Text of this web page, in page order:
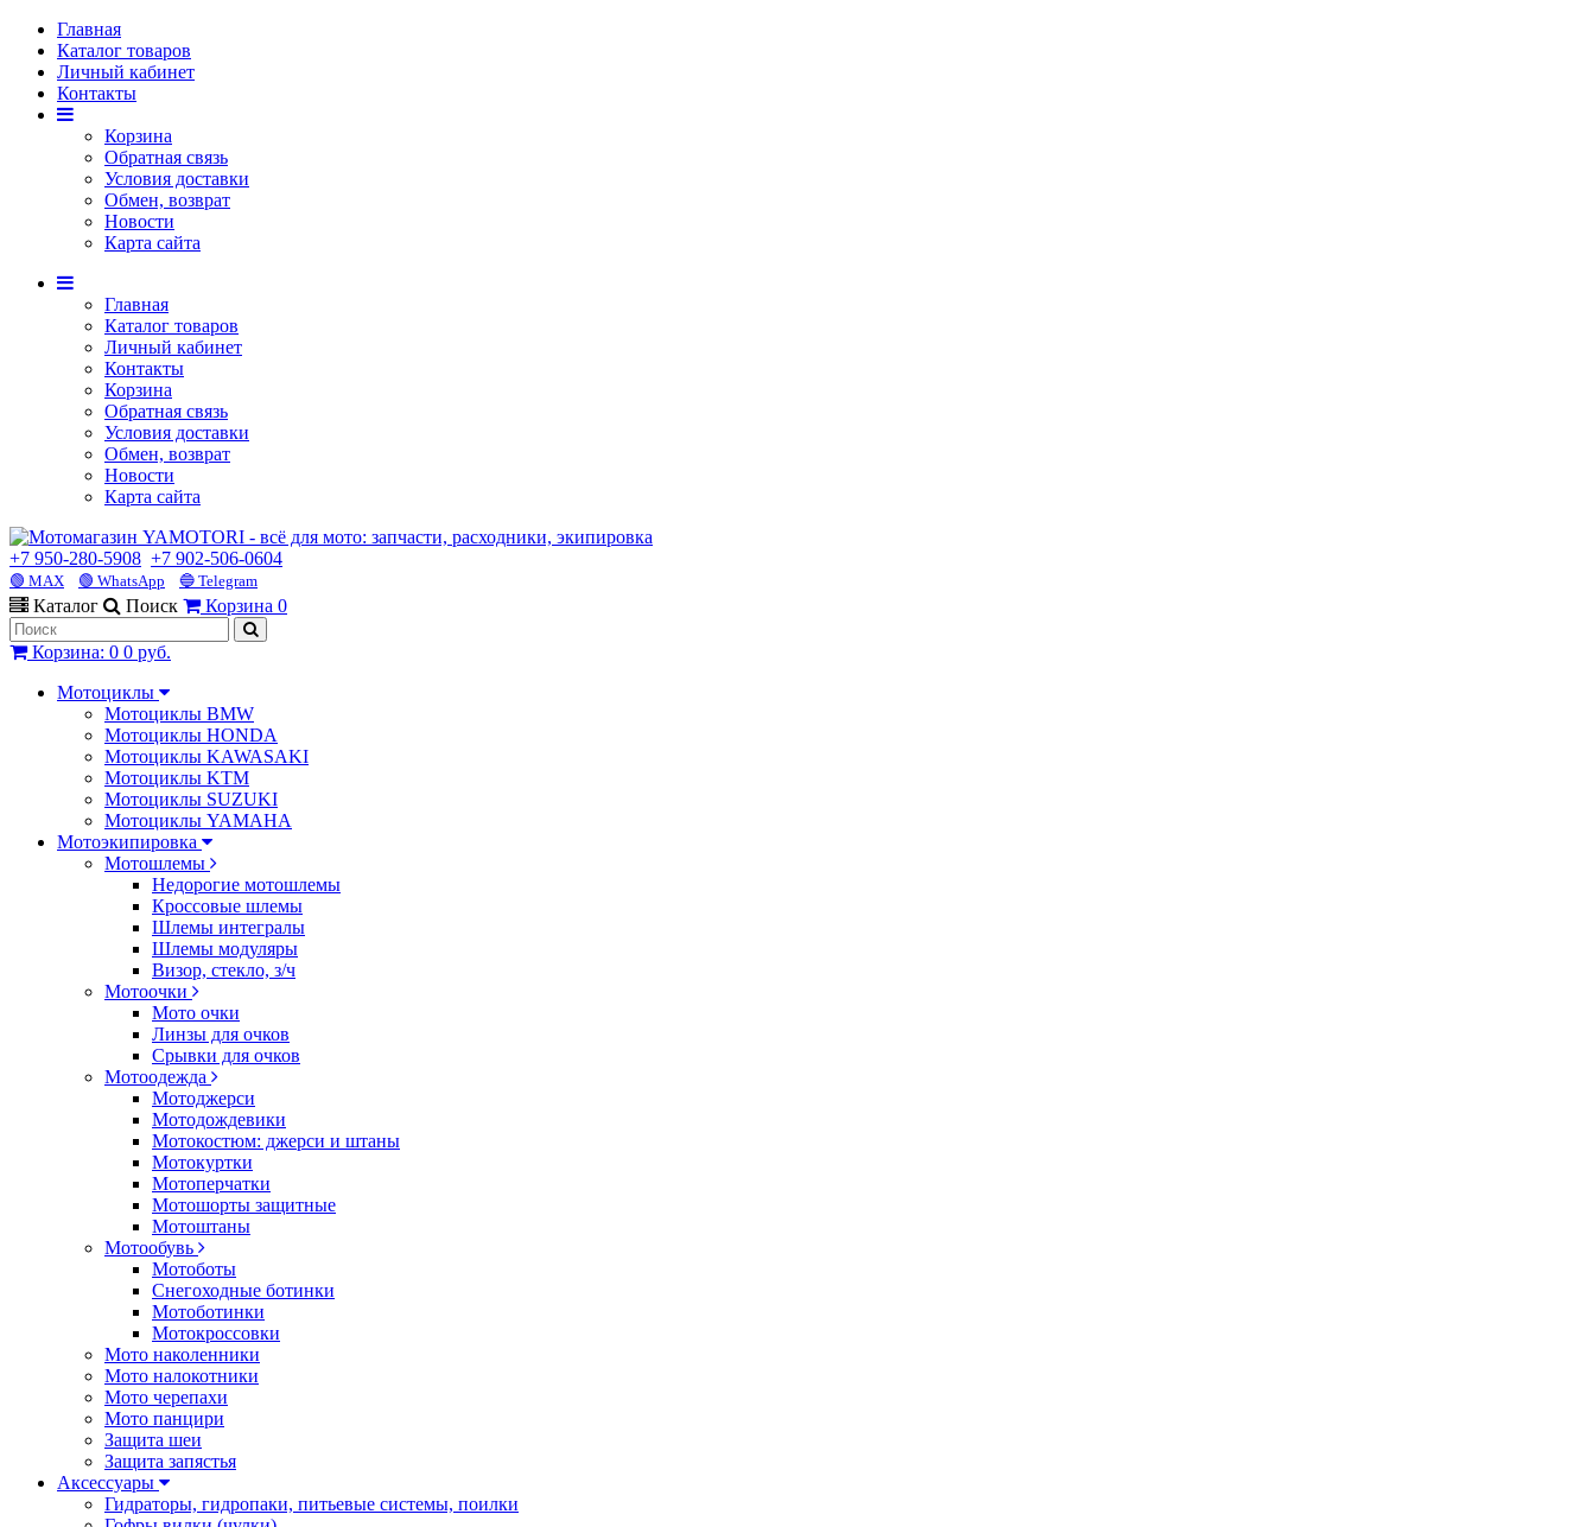
Главная
Каталог товаров
Личный кабинет
Контакты
Корзина
Обратная связь
Условия доставки
Обмен, возврат
Новости
Карта сайта
Главная
Каталог товаров
Личный кабинет
Контакты
Корзина
Обратная связь
Условия доставки
Обмен, возврат
Новости
Карта сайта
+7 950-280-5908 +7 902-506-0604
🟢 MAX 🟢 WhatsApp 🔵 Telegram
Каталог Поиск Корзина 0
Корзина: 0 0 руб.
Мотоциклы
Мотоциклы BMW
Мотоциклы HONDA
Мотоциклы KAWASAKI
Мотоциклы KTM
Мотоциклы SUZUKI
Мотоциклы YAMAHA
Мотоэкипировка
Мотошлемы
Недорогие мотошлемы
Кроссовые шлемы
Шлемы интегралы
Шлемы модуляры
Визор, стекло, з/ч
Мотоочки
Мото очки
Линзы для очков
Срывки для очков
Мотоодежда
Мотоджерси
Мотодождевики
Мотокостюм: джерси и штаны
Мотокуртки
Мотоперчатки
Мотошорты защитные
Мотоштаны
Мотообувь
Мотоботы
Снегоходные ботинки
Мотоботинки
Мотокроссовки
Мото наколенники
Мото налокотники
Мото черепахи
Мото панцири
Защита шеи
Защита запястья
Аксессуары
Гидраторы, гидропаки, питьевые системы, поилки